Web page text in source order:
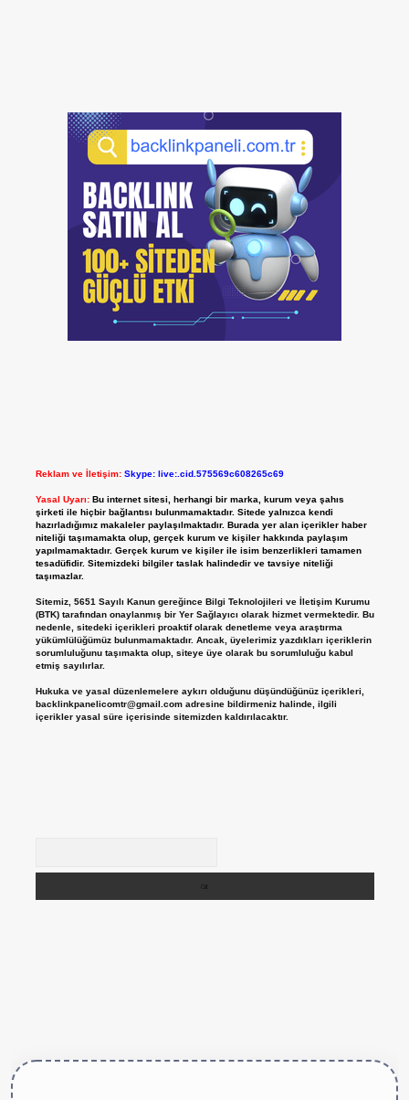
Reklam ve İletişim: Skype: live:.cid.575569c608265c69
Yasal Uyarı: Bu internet sitesi, herhangi bir marka, kurum veya şahıs
şirketi ile hiçbir bağlantısı bulunmamaktadır. Sitede yalnızca kendi
hazırladığımız makaleler paylaşılmaktadır. Burada yer alan içerikler haber
niteliği taşımamakta olup, gerçek kurum ve kişiler hakkında paylaşım
yapılmamaktadır. Gerçek kurum ve kişiler ile isim benzerlikleri tamamen
tesadüfidir. Sitemizdeki bilgiler taslak halindedir ve tavsiye niteliği
taşımazlar.
Sitemiz, 5651 Sayılı Kanun gereğince Bilgi Teknolojileri ve İletişim Kurumu
(BTK) tarafından onaylanmış bir Yer Sağlayıcı olarak hizmet vermektedir. Bu
nedenle, sitedeki içerikleri proaktif olarak denetleme veya araştırma
yükümlülüğümüz bulunmamaktadır. Ancak, üyelerimiz yazdıkları içeriklerin
sorumluluğunu taşımakta olup, siteye üye olarak bu sorumluluğu kabul
etmiş sayılırlar.
Hukuka ve yasal düzenlemelere aykırı olduğunu düşündüğünüz içerikleri,
backlinkpanelicomtr@gmail.comadresine bildirmeniz halinde, ilgili
içerikler yasal süre içerisinde sitemizden kaldırılacaktır.